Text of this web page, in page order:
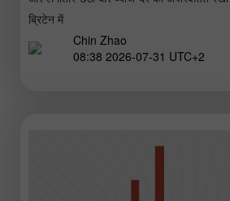
ब्रिटेन में
Chin Zhao
08:38 2026-07-31 UTC+2